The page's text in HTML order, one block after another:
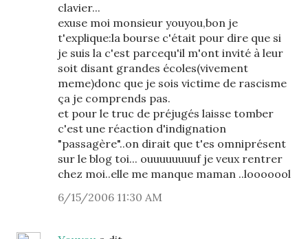
clavier...
exuse moi monsieur youyou,bon je
t'explique:la bourse c'était pour dire que si
je suis la c'est parcequ'il m'ont invité à leur
soit disant grandes écoles(vivement
meme)donc que je sois victime de rascisme
ça je comprends pas.
et pour le truc de préjugés laisse tomber
c'est une réaction d'indignation
"passagère"..on dirait que t'es omniprésent
sur le blog toi... ouuuuuuuuf je veux rentrer
chez moi..elle me manque maman ..looooool
6/15/2006 11:30 AM